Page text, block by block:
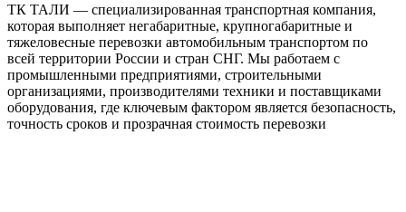
ТК ТАЛИ — специализированная транспортная компания,
которая выполняет негабаритные, крупногабаритные и
тяжеловесные перевозки автомобильным транспортом по
всей территории России и стран СНГ. Мы работаем с
промышленными предприятиями, строительными
организациями, производителями техники и поставщиками
оборудования, где ключевым фактором является безопасность,
точность сроков и прозрачная стоимость перевозки